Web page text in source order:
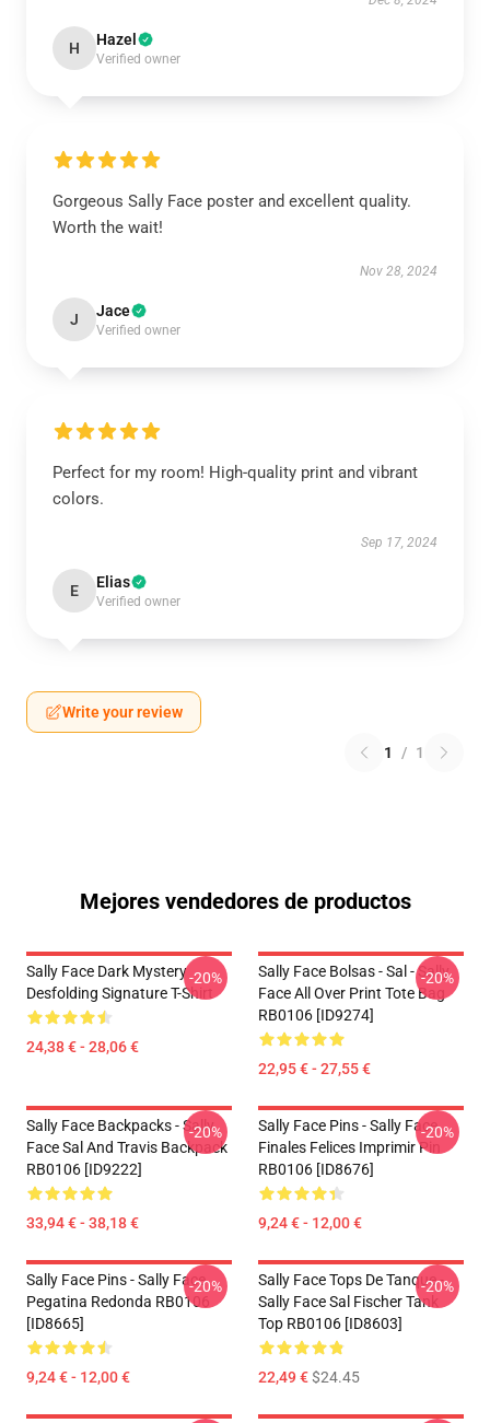
H Hazel
Verified owner
Gorgeous Sally Face poster and excellent quality.
Worth the wait!
Nov 28, 2024
J Jace
Verified owner
Perfect for my room! High-quality print and vibrant
colors.
Sep 17, 2024
E Elias
Verified owner
Write your review
1 / 1
Mejores vendedores de productos
Sally Face Dark Mystery
Desfolding Signature T-Shirt
24,38 € - 28,06 €
-20%
Sally Face Bolsas - Sal - Sally
Face All Over Print Tote Bag
RB0106 [ID9274]
22,95 € - 27,55 €
-20%
Sally Face Backpacks - Sally
Face Sal And Travis Backpack
RB0106 [ID9222]
33,94 € - 38,18 €
-20%
Sally Face Pins - Sally Face
Finales Felices Imprimir Pin
RB0106 [ID8676]
9,24 € - 12,00 €
-20%
Sally Face Pins - Sally Face
Pegatina Redonda RB0106
[ID8665]
9,24 € - 12,00 €
-20%
Sally Face Tops De Tanque -
Sally Face Sal Fischer Tank
Top RB0106 [ID8603]
22,49 €$24.45
-20%